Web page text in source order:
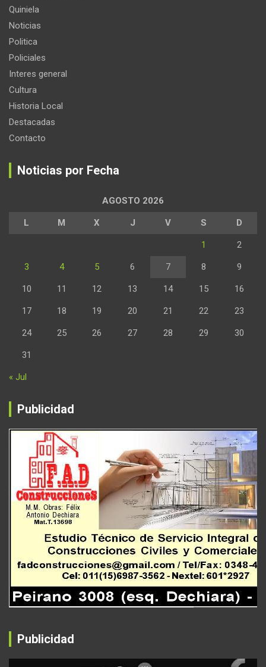
Quiniela
Noticias
Politica
Policiales
Interes general
Cultura
Historia Local
Destacadas
Contacto
Noticias por Fecha
AGOSTO 2026
L M X J V S D
1 2
3 4 5 6 7 8 9
10 11 12 13 14 15 16
17 18 19 20 21 22 23
24 25 26 27 28 29 30
31
« Jul
Publicidad
Publicidad